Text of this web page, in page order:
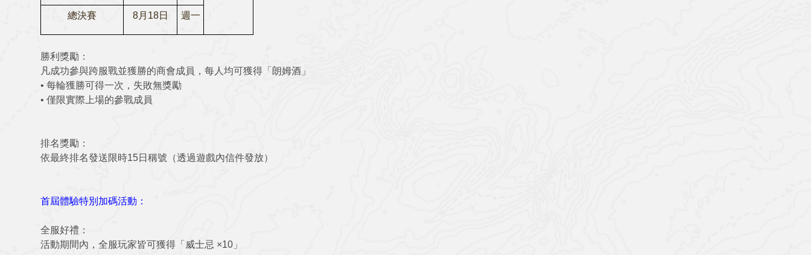
總決賽 8月18日 週一
勝利獎勵：
凡成功參與跨服戰並獲勝的商會成員，每人均可獲得「朗姆酒」
• 每輪獲勝可得一次，失敗無獎勵
• 僅限實際上場的參戰成員
排名獎勵：
依最終排名發送限時15日稱號（透過遊戲內信件發放）
首屆體驗特別加碼活動：
全服好禮：
活動期間內，全服玩家皆可獲得「威士忌 ×10」